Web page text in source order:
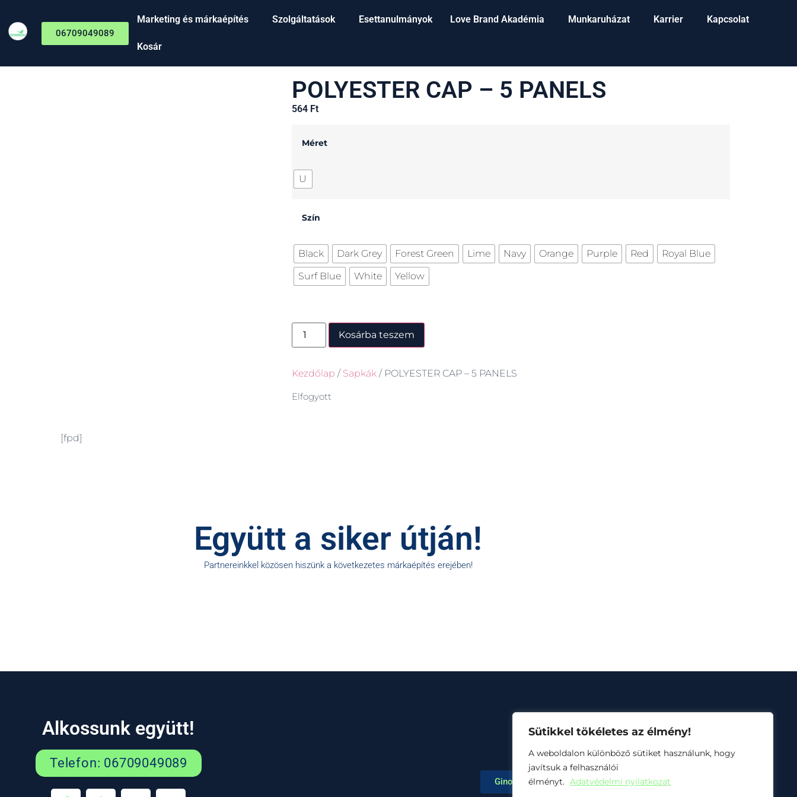
Sütikkel tökéletes az élmény!
A weboldalon különböző sütiket használunk, hogy
javítsuk a felhasználói
élményt. Adatvédelmi nyilatkozat
06709049089
Marketing és márkaépítés Szolgáltatások Esettanulmányok Love Brand Akadémia Munkaruházat Karrier Kapcsolat
Kosár
POLYESTER CAP – 5 PANELS
564 Ft
Méret
U
Szín
Black Dark Grey Forest Green Lime Navy Orange Purple Red
Royal Blue
Surf Blue
White Yellow
Kosárba teszem
Kezdőlap / Sapkák/ POLYESTER CAP – 5 PANELS
Elfogyott
[fpd]
Együtt a siker útján!
Partnereinkkel közösen hiszünk a következetes márkaépítés erejében!
Alkossunk együtt!
Telefon: 06709049089
Ginop Plusz 1.4.3-24